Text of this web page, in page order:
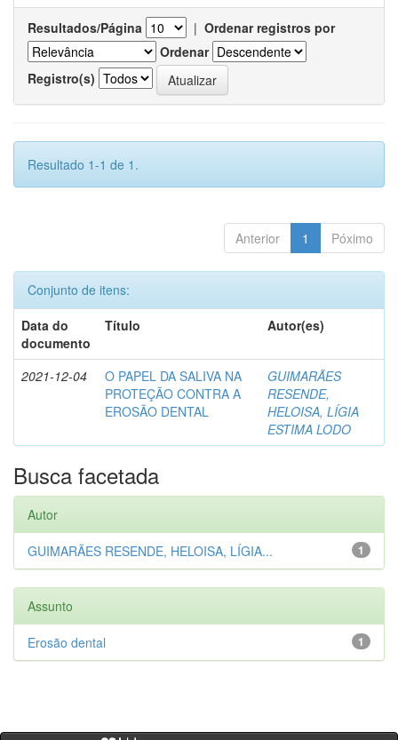
Resultados/Página | Ordenar registros por
Ordenar
Registro(s)
Resultado 1-1 de 1.
Anterior 1 Póximo
Conjunto de itens:
Data do
documento
Título Autor(es)
2021-12-04
O PAPEL DA SALIVA NA
PROTEÇÃO CONTRA A
EROSÃO DENTAL
GUIMARÃES
RESENDE,
HELOISA, LÍGIA
ESTIMA LODO
Busca facetada
Autor
1
GUIMARÃES RESENDE, HELOISA, LÍGIA...
Assunto
1
Erosão dental